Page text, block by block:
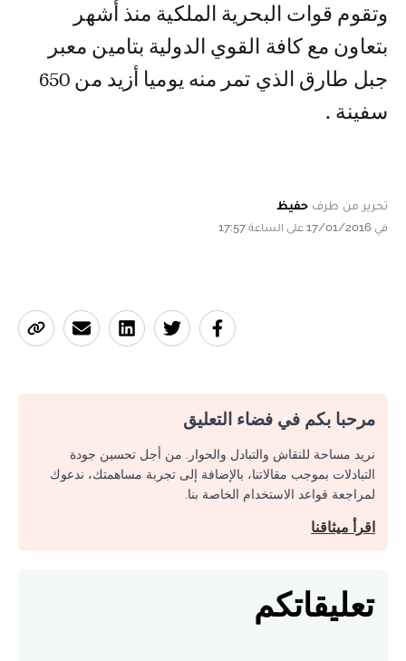
وتقوم قوات البحرية الملكية منذ أشهر
بتعاون مع كافة القوي الدولية بتامين معبر
جبل طارق الذي تمر منه يوميا أزيد من 650
سفينة .
تحرير من طرف حفيظ
في 17/01/2016 على الساعة 17:57
مرحبا بكم في فضاء التعليق
نريد مساحة للنقاش والتبادل والحوار. من أجل تحسين جودة
التبادلات بموجب مقالاتنا، بالإضافة إلى تجربة مساهمتك، ندعوك
لمراجعة قواعد الاستخدام الخاصة بنا.
اقرأ ميثاقنا
تعليقاتكم